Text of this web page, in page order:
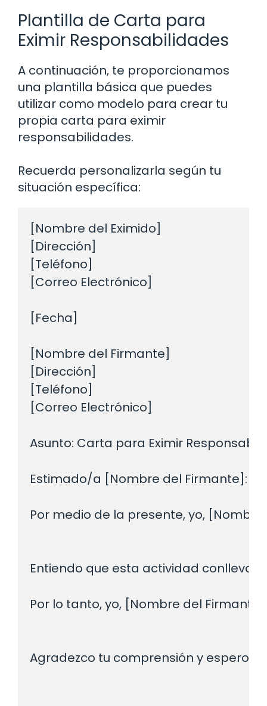
Plantilla de Carta para
Eximir Responsabilidades
A continuación, te proporcionamos
una plantilla básica que puedes
utilizar como modelo para crear tu
propia carta para eximir
responsabilidades.
Recuerda personalizarla según tu
situación específica:
[Nombre del Eximido]
[Dirección]
[Teléfono]
[Correo Electrónico]
[Fecha]
[Nombre del Firmante]
[Dirección]
[Teléfono]
[Correo Electrónico]
Asunto: Carta para Eximir
Estimado/a [Nombre del Firmante]:
Por medio de la presente, yo,
Entiendo que esta actividad conlleva
Por lo tanto, yo, [Nombre del
Agradezco tu comprensión y espero